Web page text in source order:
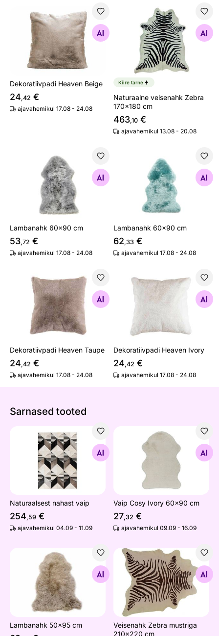
Dekoratiivpadi Heaven Beige
Otsi sarnaseid
Dekoratiivpadi Heaven Beige
24,42 €
ajavahemikul 17.08 - 24.08
Naturaalne veisenahk
Otsi sarnaseid
Kiire tarne
Naturaalne veisenahk Zebra
170x180 cm
463,10 €
ajavahemikul 13.08 - 20.08
Lambanahk 60x90 cm
Otsi sarnaseid
Lambanahk 60x90 cm
53,72 €
ajavahemikul 17.08 - 24.08
Lambanahk 60x90 cm
Otsi sarnaseid
Lambanahk 60x90 cm
62,33 €
ajavahemikul 17.08 - 24.08
Dekoratiivpadi Heaven Taupe
Otsi sarnaseid
Dekoratiivpadi Heaven Taupe
24,42 €
ajavahemikul 17.08 - 24.08
Dekoratiivpadi Heaven Ivory
Otsi sarnaseid
Dekoratiivpadi Heaven Ivory
24,42 €
ajavahemikul 17.08 - 24.08
Sarnased tooted
Naturaalsest nahast vaip
Otsi sarnaseid
Naturaalsest nahast vaip
254,59 €
ajavahemikul 04.09 - 11.09
Vaip Cosy Ivory 60x90 cm
Otsi sarnaseid
Vaip Cosy Ivory 60x90 cm
27,32 €
ajavahemikul 09.09 - 16.09
Lambanahk 50x95 cm
Otsi sarnaseid
Lambanahk 50x95 cm
Veisenahk Zebra mustriga
Otsi sarnaseid
Veisenahk Zebra mustriga
210x220 cm